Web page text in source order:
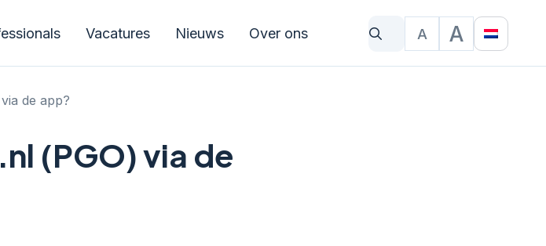
Vacatures Nieuws Over ons
Waar bent u naar op zoek?
Tekstgrootte
A A
de app?
(PGO) via de